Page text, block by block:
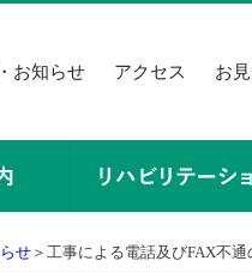
お知らせ アクセス お
せ ＞工事による電話及びFAX不